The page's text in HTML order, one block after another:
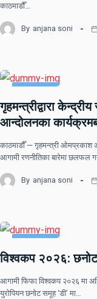
काठमाडौँ…
By anjana soni
UNCATEGORIZED
देश राष्ट्रिय खबर
गृहमन्त्रीद्वारा
आन्दोलनका
काठमाडौँ — गृहमन्त्री ओमप्रकाश
आगामी रणनीतिका बारेमा छलफल
By anjana soni
UNCATEGORIZED
खेलकुद
विश्वकप २०२६:
आगामी फिफा विश्वकप २०२६ मा
युरोपियन छनोट समूह ‘डी’ मा…